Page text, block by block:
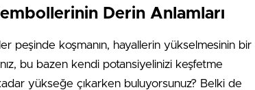
Derin Anlamları
peşinde koşmanın, hayallerin yükselmesinin bir
bu bazen kendi potansiyelinizi keşfetme
yükseğe çıkarken buluyorsunuz? Belki de